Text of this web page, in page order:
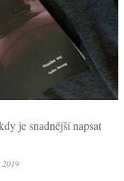
je snadnější napsat
2019